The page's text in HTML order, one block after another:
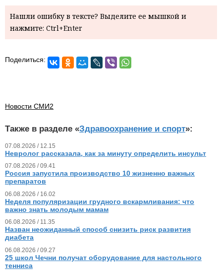
Нашли ошибку в тексте? Выделите ее мышкой и
нажмите: Ctrl+Enter
Поделиться:
Новости СМИ2
Также в разделе «Здравоохранение и спорт»:
07.08.2026 / 12.15
Невролог рассказала, как за минуту определить инсульт
07.08.2026 / 09.41
Россия запустила производство 10 жизненно важных
препаратов
06.08.2026 / 16.02
Неделя популяризации грудного вскармливания: что
важно знать молодым мамам
06.08.2026 / 11.35
Назван неожиданный способ снизить риск развития
диабета
06.08.2026 / 09.27
25 школ Чечни получат оборудование для настольного
тенниса